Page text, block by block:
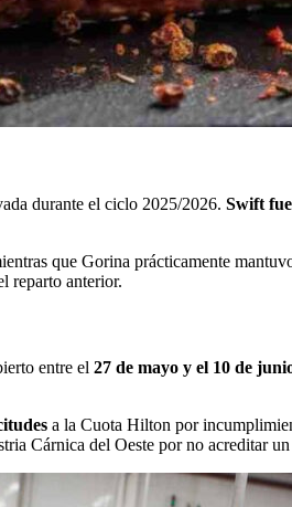
durante el ciclo 2025/2026. Swift
que Gorina prácticamente
reparto anterior.
entre el 27 de mayo y el 10 de
a la Cuota Hilton por
Cárnica del Oeste por no acreditar un